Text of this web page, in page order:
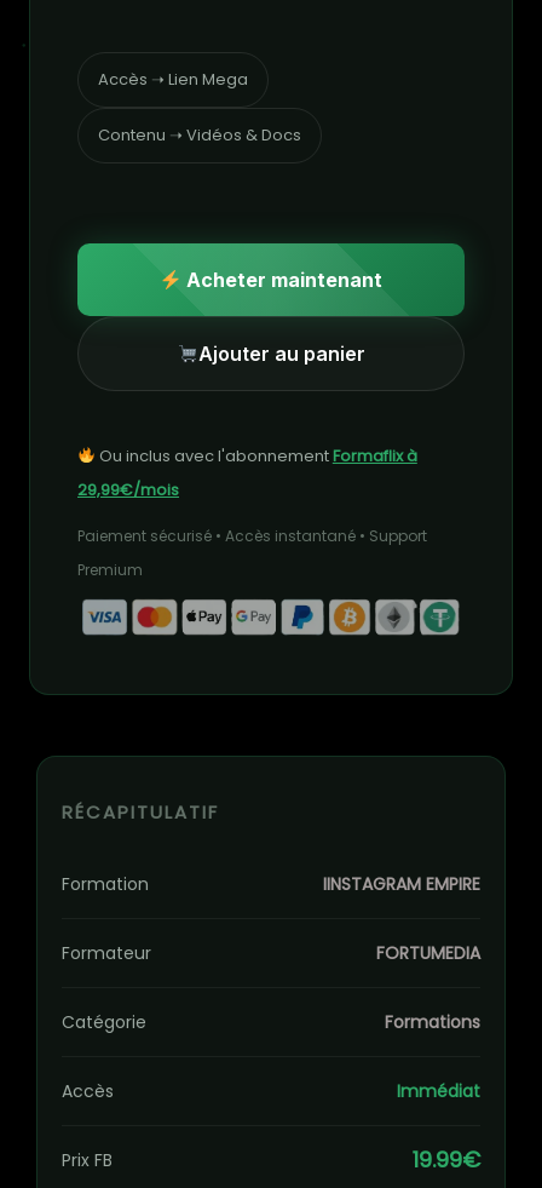
Accès ➝ Lien Mega
Contenu ➝ Vidéos & Docs
Acheter maintenant
Ajouter au panier
Ou inclus avec l'abonnementFormaflix à
29,99€/mois
Paiement sécurisé • Accès instantané • Support
Premium
RÉCAPITULATIF
Formation IINSTAGRAM EMPIRE
Formateur FORTUMEDIA
Catégorie Formations
Accès Immédiat
Prix FB 19.99€